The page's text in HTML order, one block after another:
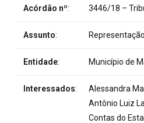
Acórdão nº: 3446/18 –
Assunto:
Entidade: Município de
Interessados:
Alessandra
Antônio Luiz
Contas do